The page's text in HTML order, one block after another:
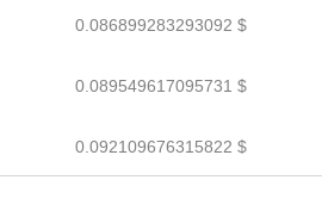
0.086899283293092 $
0.089549617095731 $
0.092109676315822 $